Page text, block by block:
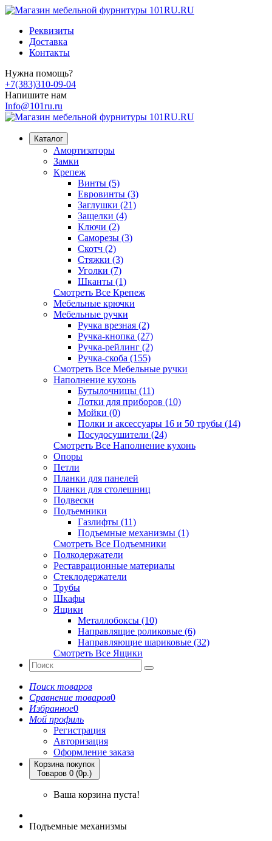
Реквизиты
Доставка
Контакты
Нужна помощь?
+7(383)310-09-04
Напишите нам
Info@101ru.ru
Каталог
Амортизаторы
Замки
Крепеж
Винты (5)
Евровинты (3)
Заглушки (21)
Защелки (4)
Ключи (2)
Саморезы (3)
Скотч (2)
Стяжки (3)
Уголки (7)
Шканты (1)
Смотреть Все Крепеж
Мебельные крючки
Мебельные ручки
Ручка врезная (2)
Ручка-кнопка (27)
Ручка-рейлинг (2)
Ручка-скоба (155)
Смотреть Все Мебельные ручки
Наполнение кухонь
Бутылочницы (11)
Лотки для приборов (10)
Мойки (0)
Полки и аксессуары 16 и 50 трубы (14)
Посудосушители (24)
Смотреть Все Наполнение кухонь
Опоры
Петли
Планки для панелей
Планки для столешниц
Подвески
Подъемники
Газлифты (11)
Подъемные механизмы (1)
Смотреть Все Подъемники
Полкодержатели
Реставрационные материалы
Стеклодержатели
Трубы
Шкафы
Ящики
Металлобоксы (10)
Направлящие роликовые (6)
Направляющие шариковые (32)
Смотреть Все Ящики
Поиск товаров
Сравнение товаров0
Избранное0
Мой профиль
Регистрация
Авторизация
Оформление заказа
Корзина покупок
Товаров 0 (0р.)
Ваша корзина пуста!
Подъемные механизмы